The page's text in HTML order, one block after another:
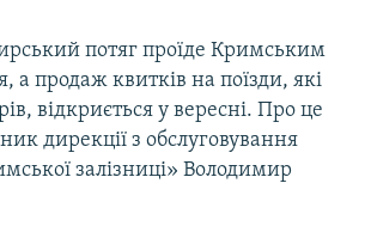
потяг проїде Кримським
а продаж квитків на поїзди, які
відкриється у вересні. Про це
дирекції з обслуговування
залізниці» Володимир